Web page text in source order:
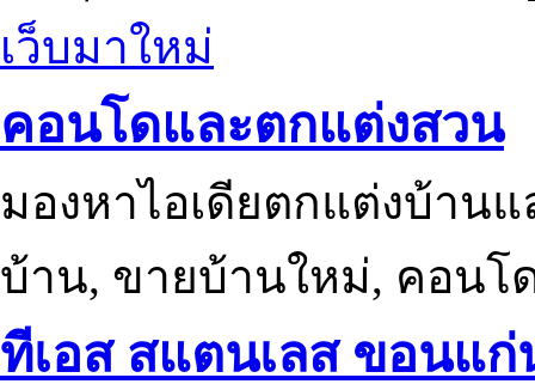
เว็บมาใหม่
คอนโดและตกแต่งสวน
มองหาไอเดียตกแต่งบ้าน
บ้าน, ขายบ้านใหม่, คอนโ
ทีเอส สแตนเลส ขอนแก่